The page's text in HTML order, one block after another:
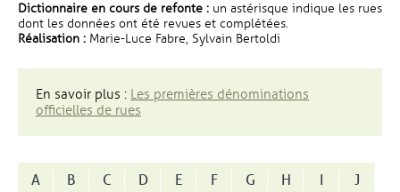
Dictionnaire en cours de refonte : un astérisque indique les rues
dont les données ont été revues et complétées.
Réalisation : Marie-Luce Fabre, Sylvain Bertoldi
En savoir plus : Les premières dénominations
officielles de rues
A B C D E F G H I
J